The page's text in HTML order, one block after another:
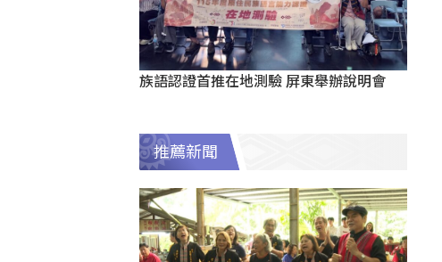
族語認證首推在地測驗 屏東舉辦說明會
推薦新聞